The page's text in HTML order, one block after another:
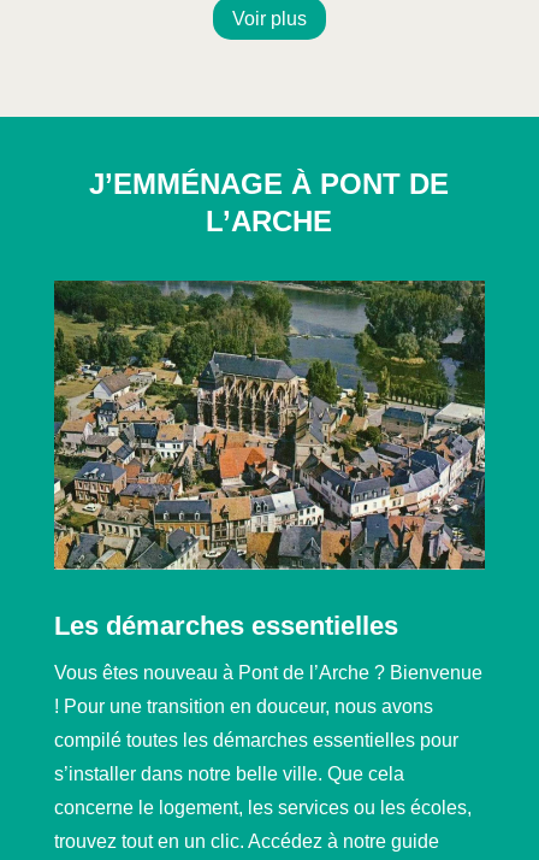
Voir plus
J’EMMÉNAGE À PONT DE
L’ARCHE
Les démarches essentielles
Vous êtes nouveau à Pont de l’Arche ? Bienvenue
! Pour une transition en douceur, nous avons
compilé toutes les démarches essentielles pour
s’installer dans notre belle ville. Que cela
concerne le logement, les services ou les écoles,
trouvez tout en un clic. Accédez à notre guide